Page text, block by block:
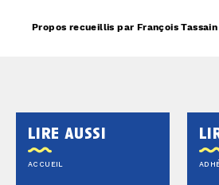
Propos recueillis par François Tassain
lire aussi
ACCUEIL